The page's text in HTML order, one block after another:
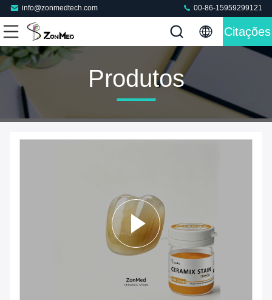
info@zonmedtech.com 00-86-15959299121
Citações
Produtos